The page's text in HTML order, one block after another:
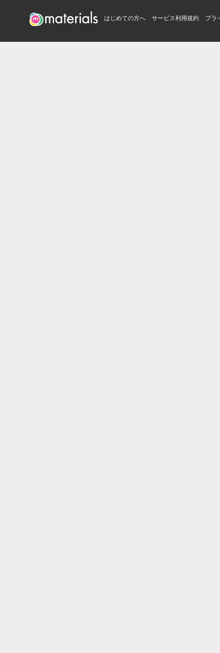
はじめての方へ サービス利用規約 プラ